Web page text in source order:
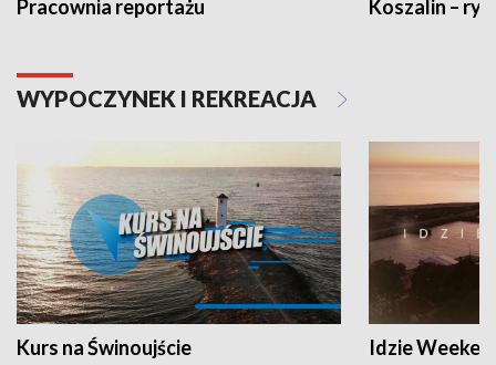
Pracownia reportażu Koszalin –
WYPOCZYNEK I REKREACJA
Kurs na Świnoujście Idzie